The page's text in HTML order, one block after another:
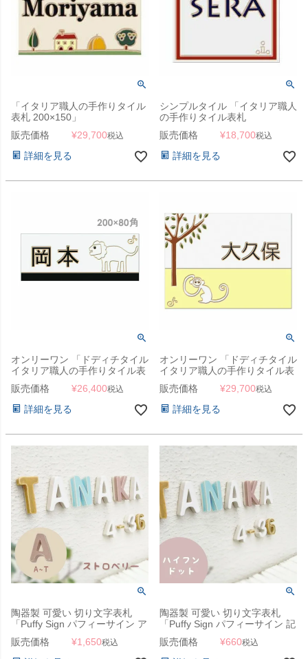
「イタリア職人の手作りタイル
表札 200×150」
販売価格
¥29,700税込
詳細を見る
シンプルタイル 「イタリア職人
の手作りタイル表札
☆150×150」
販売価格 ¥18,700税込
詳細を見る
オンリーワン 「ドディチタイル
イタリア職人の手作りタイル表
札 200×80」
販売価格 ¥26,400税込
詳細を見る
オンリーワン 「ドディチタイル
イタリア職人の手作りタイル表
札 200×150」
販売価格 ¥29,700税込
詳細を見る
陶器製 可愛い 切り文字表札
「Puffy Sign パフィーサイン ア
ルファベット ストロベリー（A
～T）」
販売価格 ¥1,650税込
陶器製 可愛い 切り文字表札
「Puffy Sign パフィーサイン 記
号」 ハイフン・ドット
販売価格 ¥660税込